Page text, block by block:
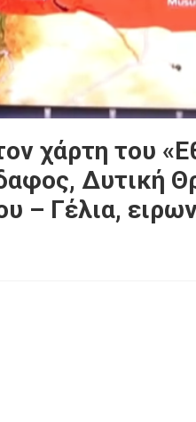
χάρτη του
Δυτική
– Γέλια,